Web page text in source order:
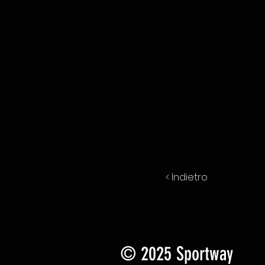
< Indietro
© 2025 Sportway